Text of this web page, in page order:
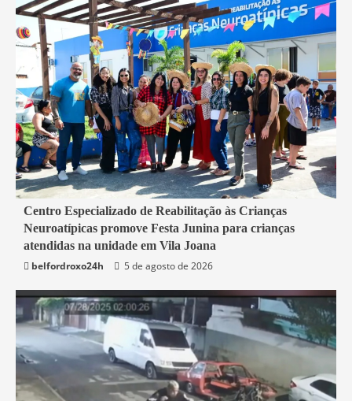
3 min read
Belford Roxo
Centro Especializado de Reabilitação às Crianças
Neuroatípicas promove Festa Junina para crianças
atendidas na unidade em Vila Joana
belfordroxo24h
5 de agosto de 2026